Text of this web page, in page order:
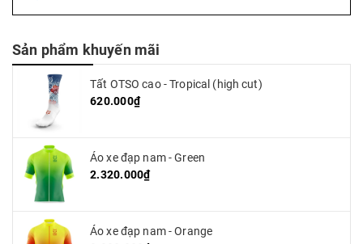
Sản phẩm khuyến mãi
Tất OTSO cao - Tropical (high cut)
620.000₫
Áo xe đạp nam - Green
2.320.000₫
Áo xe đạp nam - Orange